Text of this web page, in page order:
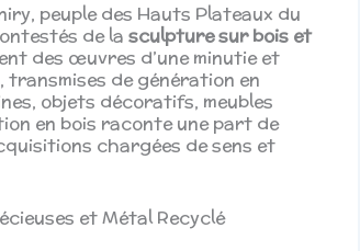
peuple des Hauts Plateaux du
de la sculpture sur bois et
des œuvres d’une minutie et
transmises de génération en
objets décoratifs, meubles
en bois raconte une part de
chargées de sens et
et Métal Recyclé